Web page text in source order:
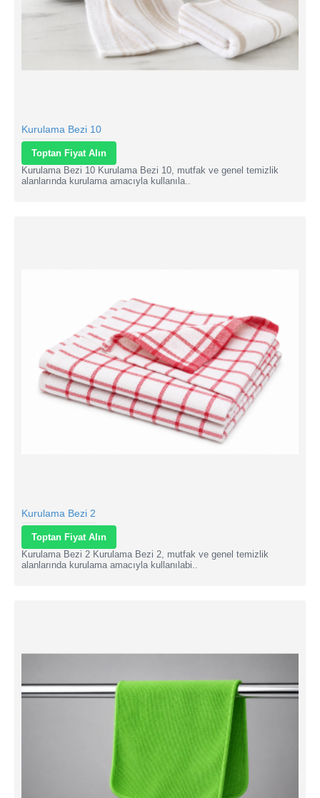
Kurulama Bezi 10
Toptan Fiyat Alın
Kurulama Bezi 10 Kurulama Bezi 10, mutfak ve genel temizlik
alanlarında kurulama amacıyla kullanıla..
Kurulama Bezi 2
Toptan Fiyat Alın
Kurulama Bezi 2 Kurulama Bezi 2, mutfak ve genel temizlik
alanlarında kurulama amacıyla kullanılabi..